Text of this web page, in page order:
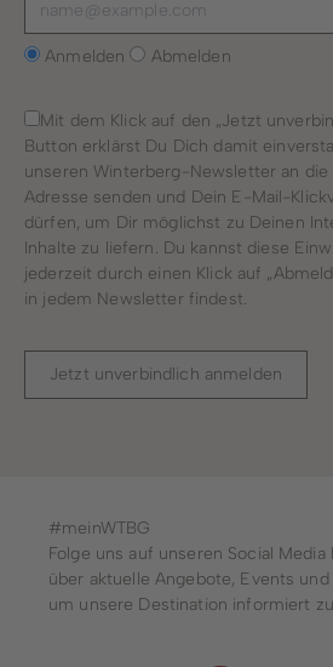
Anmelden Abmelden
Mit dem Klick auf den „Jetzt
Button erklärst Du Dich damit
unseren Winterberg-Newsletter an die
Adresse senden und Dein E-Mail-
dürfen, um Dir möglichst zu Deinen
Inhalte zu liefern. Du kannst diese
jederzeit durch einen Klick auf
in jedem Newsletter findest.
Jetzt unverbindlich anmelden
#meinWTBG
Folge uns auf unseren Social
über aktuelle Angebote, Events
um unsere Destination informiert